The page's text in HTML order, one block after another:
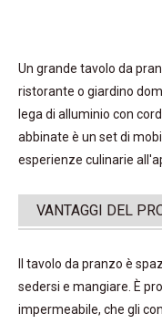
Un grande tavolo da
ristorante o giardino
lega di alluminio con
abbinate è un set di
esperienze culinarie
VANTAGGI DEL
Il tavolo da pranzo è
sedersi e mangiare. È
impermeabile, che gli